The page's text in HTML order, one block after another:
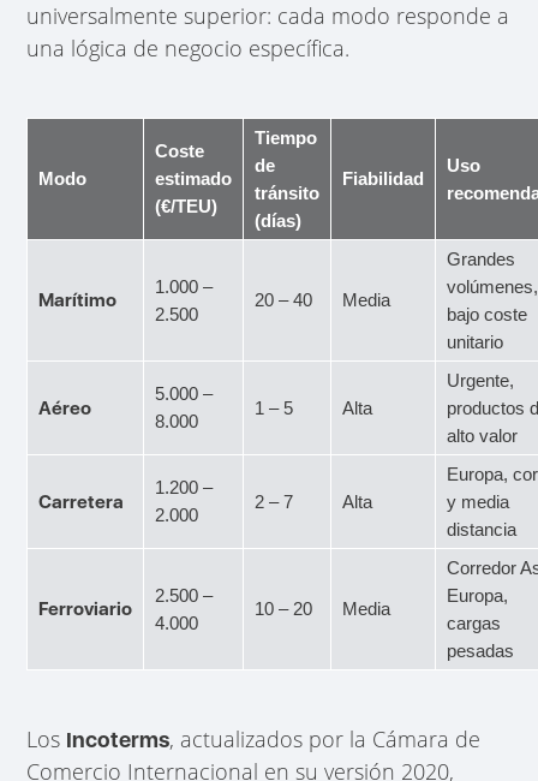
universalmente superior: cada modo responde a
una lógica de negocio específica.
Modo
Coste
estimado
(€/TEU)
Tiempo
de
tránsito
(días)
Fiabilidad
Uso
Marítimo
1.000 –
2.500
20 – 40 Media
Grandes
volúmenes,
bajo coste
unitario
Aéreo
5.000 –
8.000
1 – 5 Alta
Urgente,
productos
alto valor
Carretera
1.200 –
2.000
2 – 7 Alta
Europa,
y media
distancia
Ferroviario
2.500 –
4.000
10 – 20 Media
Corredor
Europa,
cargas
pesadas
Los Incoterms, actualizados por la Cámara de
Comercio Internacional en su versión 2020,